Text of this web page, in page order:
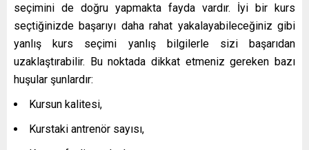
seçimini de doğru yapmakta fayda vardır. İyi bir kurs
seçtiğinizde başarıyı daha rahat yakalayabileceğiniz gibi
yanlış kurs seçimi yanlış bilgilerle sizi başarıdan
uzaklaştırabilir. Bu noktada dikkat etmeniz gereken bazı
huşular şunlardır:
Kursun kalitesi,
Kurstaki antrenör sayısı,